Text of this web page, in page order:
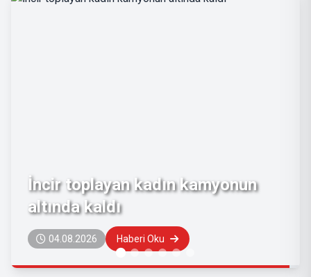
Emeklilerin zam farkı ödeme
tarihi belli oldu
04.08.2026 Haberi Oku